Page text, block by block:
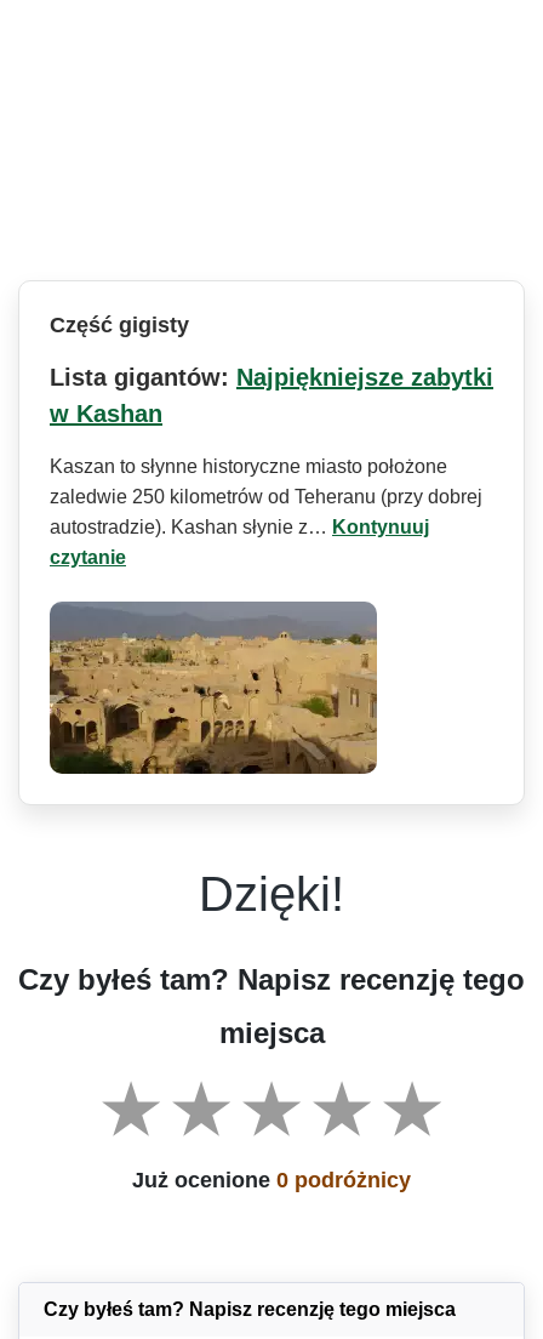
Część gigisty
Lista gigantów: Najpiękniejsze zabytki
w Kashan
Kaszan to słynne historyczne miasto położone
zaledwie 250 kilometrów od Teheranu (przy dobrej
autostradzie). Kashan słynie z… Kontynuuj
czytanie
Dzięki!
Czy byłeś tam? Napisz recenzję tego
miejsca
Już ocenione 0 podróżnicy
Czy byłeś tam? Napisz recenzję tego miejsca